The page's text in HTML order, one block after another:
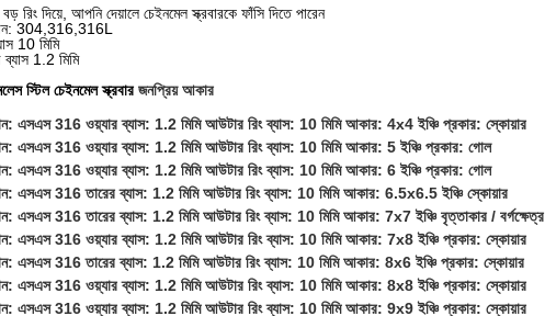
রিং দিয়ে, আপনি দেয়ালে চেইনমেল স্ক্রবারকে ফাঁসি দিতে পারেন
304,316,316L
10 মিমি
ব্যাস 1.2 মিমি
স্টিল চেইনমেল স্ক্রবার জনপ্রিয় আকার
এসএস 316 ওয়্যার ব্যাস: 1.2 মিমি আউটার রিং ব্যাস: 10 মিমি আকার: 4x4 ইঞ্চি প্রকার: স্কোয়ার
এসএস 316 ওয়্যার ব্যাস: 1.2 মিমি আউটার রিং ব্যাস: 10 মিমি আকার: 5 ইঞ্চি প্রকার: গোল
এসএস 316 ওয়্যার ব্যাস: 1.2 মিমি আউটার রিং ব্যাস: 10 মিমি আকার: 6 ইঞ্চি প্রকার: গোল
এসএস 316 তারের ব্যাস: 1.2 মিমি আউটার রিং ব্যাস: 10 মিমি আকার: 6.5x6.5 ইঞ্চি স্কোয়ার
এসএস 316 তারের ব্যাস: 1.2 মিমি আউটার রিং ব্যাস: 10 মিমি আকার: 7x7 ইঞ্চি বৃত্তাকার / বর্গক্ষেত্র
এসএস 316 ওয়্যার ব্যাস: 1.2 মিমি আউটার রিং ব্যাস: 10 মিমি আকার: 7x8 ইঞ্চি প্রকার: স্কোয়ার
এসএস 316 তারের ব্যাস: 1.2 মিমি আউটার রিং ব্যাস: 10 মিমি আকার: 8x6 ইঞ্চি প্রকার: স্কোয়ার
এসএস 316 ওয়্যার ব্যাস: 1.2 মিমি আউটার রিং ব্যাস: 10 মিমি আকার: 8x8 ইঞ্চি প্রকার: স্কোয়ার
এসএস 316 ওয়্যার ব্যাস: 1.2 মিমি আউটার রিং ব্যাস: 10 মিমি আকার: 9x9 ইঞ্চি প্রকার: স্কোয়ার